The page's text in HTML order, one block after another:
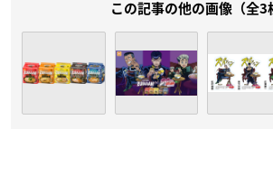
この記事の他の画像（全3